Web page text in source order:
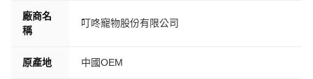
廠商名
稱
叮咚寵物股份有限公司
原產地 中國OEM